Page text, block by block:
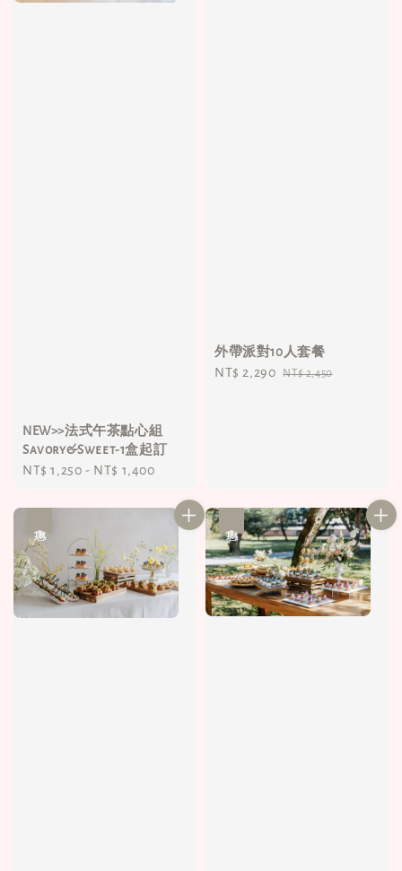
NEW>>法式午茶點心組
Savory&Sweet-1盒起訂
Regular
NT$ 1,250 - NT$ 1,400
外帶派對10人套餐
Sale
NT$ 2,290 Regular
NT$ 2,450